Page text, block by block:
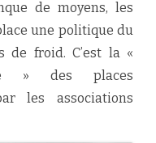
de moyens, les
une politique du
de froid. C’est la «
» des places
les associations